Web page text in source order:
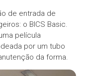
de entrada de
o BICS Basic.
película
por um tubo
da forma.